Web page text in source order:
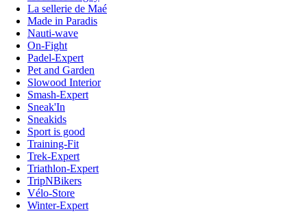
La sellerie de Maé
Made in Paradis
Nauti-wave
On-Fight
Padel-Expert
Pet and Garden
Slowood Interior
Smash-Expert
Sneak'In
Sneakids
Sport is good
Training-Fit
Trek-Expert
Triathlon-Expert
TripNBikers
Vélo-Store
Winter-Expert